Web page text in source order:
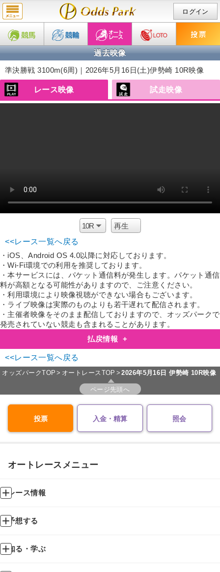
ログイン
過去映像
準決勝戦 3100m(6周)｜2026年5月16日(土)伊勢崎 10R映像
レース映像 試走映像
<<レース一覧へ戻る
・iOS、Android OS 4.0以降に対応しております。
・Wi-Fi環境での利用を推奨しております。
・本サービスには、パケット通信料が発生します。パケット通信
料が高額となる可能性がありますので、ご注意ください。
・利用環境により映像視聴ができない場合もございます。
・ライブ映像は実際のものよりも若干遅れて配信されます。
・主催者映像をそのまま配信しておりますので、オッズパークで
発売されていない競走も含まれることがあります。
払戻情報
+
<<レース一覧へ戻る
オッズパークTOP オートレースTOP 2026年5月16日伊勢崎 10R映像
ページ先頭へ
投票 入金・精算 照会
オートレースメニュー
レース情報
予想する
知る・学ぶ